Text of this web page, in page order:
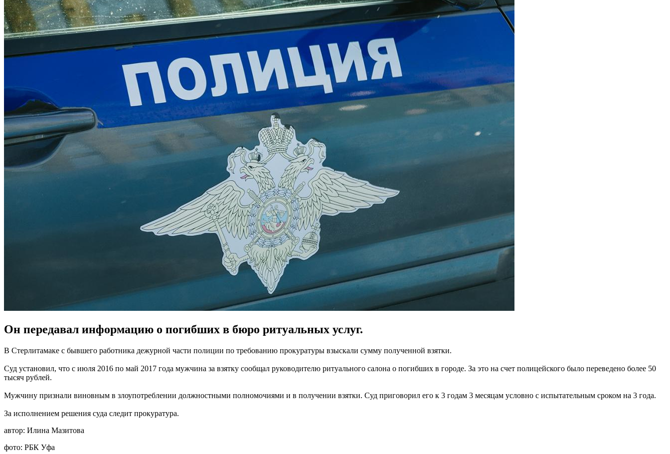
Он передавал информацию о погибших в бюро ритуальных услуг.
В Стерлитамаке с бывшего работника дежурной части полиции по требованию прокуратуры взыскали сумму полученной взятки.
Суд установил, что с июля 2016 по май 2017 года мужчина за взятку сообщал руководителю ритуального салона о погибших в городе. За это на счет полицейского было переведено более 50
тысяч рублей.
Мужчину признали виновным в злоупотреблении должностными полномочиями и в получении взятки. Суд приговорил его к 3 годам 3 месяцам условно с испытательным сроком на 3 года.
За исполнением решения суда следит прокуратура.
автор: Илина Мазитова
фото: РБК Уфа